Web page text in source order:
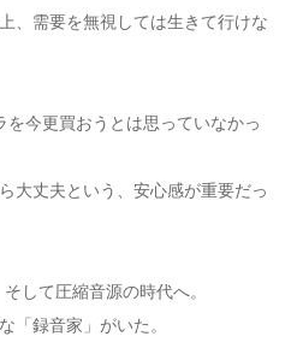
、需要を無視しては生きて行けな
を今更買おうとは思っていなかっ
大丈夫という、安心感が重要だっ
して圧縮音源の時代へ。
「録音家」がいた。